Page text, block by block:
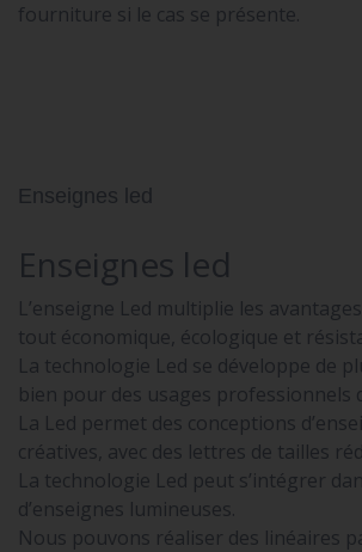
fourniture si le cas se présente.
Enseignes led
Enseignes led
L’enseigne Led multiplie les
tout économique, écologique et
La technologie Led se développe de
bien pour des usages professionnels
La Led permet des conceptions
créatives, avec des lettres de tailles
La technologie Led peut s’intégrer
d’enseignes lumineuses.
Nous pouvons réaliser des linéaires